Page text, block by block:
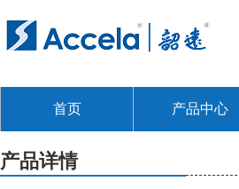
首页 产品中心
产品详情